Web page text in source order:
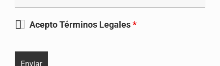
Acepto Términos Legales*